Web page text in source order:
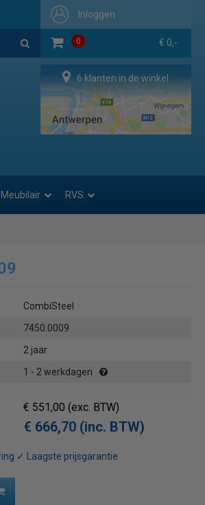
Inloggen
0 € 0,-
6 klanten in de winkel
RVS
CombiSteel
7450.0009
2 jaar
1 - 2 werkdagen
€ 551,00(exc. BTW)
€ 666,70 (inc. BTW)
✓ Laagste prijsgarantie